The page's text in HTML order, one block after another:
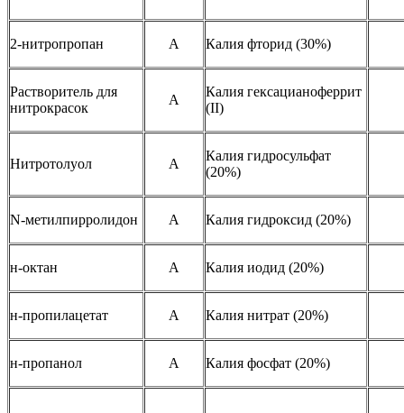
2-нитропропан A Калия фторид (30%)
Растворитель для
нитрокрасок
A
Калия гексацианоферрит
(II)
Нитротолуол A
Калия гидросульфат
(20%)
N-метилпирролидон A Калия гидроксид (20%)
н-октан A Калия иодид (20%)
н-пропилацетат A Калия нитрат (20%)
н-пропанол A Калия фосфат (20%)